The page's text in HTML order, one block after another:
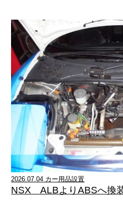
2026.07.04 カー用品設置
NSX ALBよりABSへ換